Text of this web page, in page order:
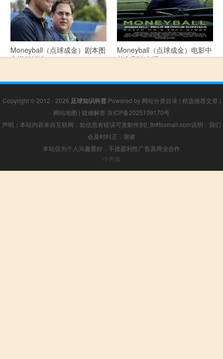
Moneyball（点球成金）剧本图
文详细解读
Moneyball（点球成金）电影中
英文剧情介绍
Copyright © 2012 - 2026 足球知识科普Powered by 网站分类目录 | 精选推荐文章 |
网站地图 | 疑难解答 京ICP备2025109170号
声明：本站内容来自互联网，如信息有错误可发邮件到f_fb#foxmail.com说明，我们
会及时纠正，谢谢
本站仅为个人兴趣爱好，不接盈利性广告及商业合作
小男孩